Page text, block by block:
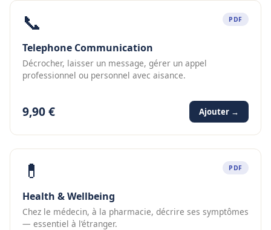
📞 PDF
Telephone Communication
Décrocher, laisser un message, gérer un appel
professionnel ou personnel avec aisance.
9,90 € Ajouter →
💊 PDF
Health & Wellbeing
Chez le médecin, à la pharmacie, décrire ses symptômes
— essentiel à l’étranger.